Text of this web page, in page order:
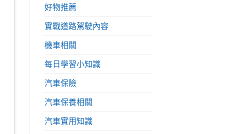
好物推薦
實戰道路駕駛內容
機車相關
每日學習小知識
汽車保險
汽車保養相關
汽車實用知識